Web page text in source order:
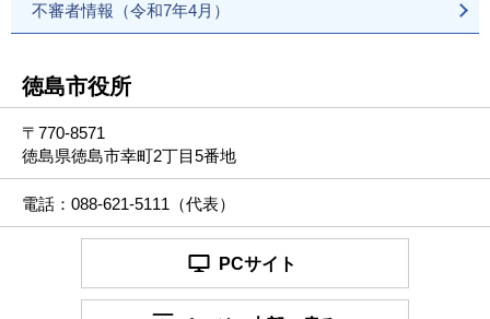
不審者情報（令和7年4月）
徳島市役所
〒770-8571
徳島県徳島市幸町2丁目5番地
電話：088-621-5111（代表）
PCサイト